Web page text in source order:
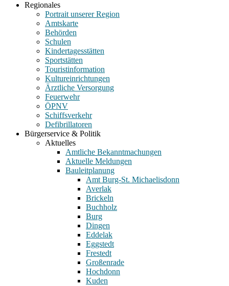
Regionales
Portrait unserer Region
Amtskarte
Behörden
Schulen
Kindertagesstätten
Sportstätten
Touristinformation
Kultureinrichtungen
Ärztliche Versorgung
Feuerwehr
ÖPNV
Schiffsverkehr
Defibrillatoren
Bürgerservice & Politik
Aktuelles
Amtliche Bekanntmachungen
Aktuelle Meldungen
Bauleitplanung
Amt Burg-St. Michaelisdonn
Averlak
Brickeln
Buchholz
Burg
Dingen
Eddelak
Eggstedt
Frestedt
Großenrade
Hochdonn
Kuden